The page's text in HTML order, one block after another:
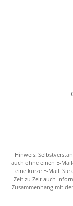
Hinweis:
auch ohne einen E-
eine kurze E-Mail.
Zeit zu Zeit auch
Zusammenhang mit